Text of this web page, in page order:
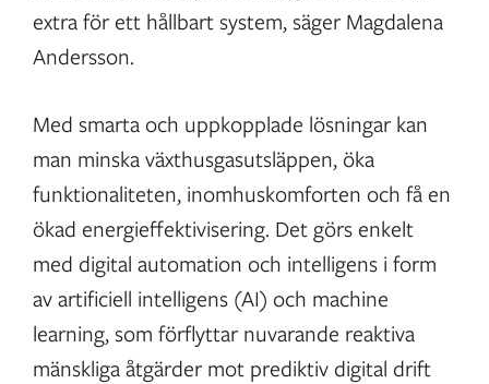
extra för ett hållbart system, säger Magdalena
Andersson.
Med smarta och uppkopplade lösningar kan
man minska växthusgasutsläppen, öka
funktionaliteten, inomhuskomforten och få en
ökad energieffektivisering. Det görs enkelt
med digital automation och intelligens i form
av artificiell intelligens (AI) och machine
learning, som förflyttar nuvarande reaktiva
mänskliga åtgärder mot prediktiv digital drift